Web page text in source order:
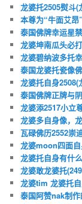
龙婆托2505熨斗(
本尊为“牛面艾
泰国佛牌幸运星
龙婆坤南瓜头必
龙婆碧纳波多托
泰国龙婆托瓷像
龙婆托自身2508(
泰国佛牌正牌与
龙婆添2517小立
龙婆多自身像，
瓦碌佛历2552崇
龙婆moon四面
龙婆托自身有什
龙婆敢龙婆托
龙婆tim 龙婆托
泰国阿赞nak制